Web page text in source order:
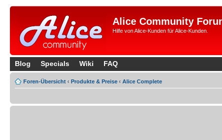
Alice Community
Hilfe von Alice-Kunden für Alice-Kunden.
Blog Specials Wiki FAQ
Foren-Übersicht ‹ Produkte & Preise ‹ Alice Complete